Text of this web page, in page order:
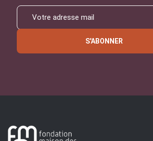
S'ABONNER